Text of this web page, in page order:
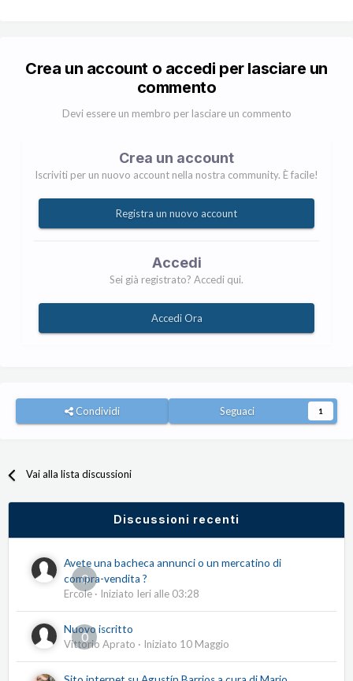
Crea un account o accedi per lasciare un
commento
Devi essere un membro per lasciare un commento
Crea un account
Iscriviti per un nuovo account nella nostra community. È facile!
Registra un nuovo account
Accedi
Sei già registrato? Accedi qui.
Accedi Ora
Condividi Seguaci 1
Vai alla lista discussioni
Discussioni recenti
0
Avete una bacheca annunci o un mercatino di
compra-vendita ?
Ercole · Iniziato Ieri alle 03:28
0
Nuovo iscritto
Vittorio Aprato · Iniziato 10 Maggio